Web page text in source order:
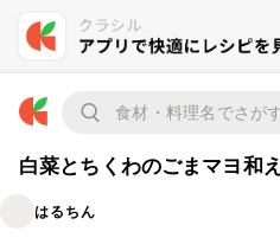
白菜とちくわのごまマヨ和え
はるちん